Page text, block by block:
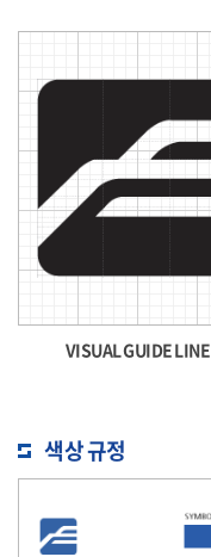
VISUAL GUIDE LINE
색상 규정